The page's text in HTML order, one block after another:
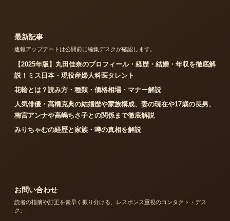
最新記事
速報アップデートは公開前に編集デスクが確認します。
【2025年版】丸田佳奈のプロフィール・経歴・結婚・年収を徹底解
説！ミス日本・現役産婦人科医タレント
花輪とは？読み方・種類・価格相場・マナー解説
人気俳優・高橋克典の結婚歴や家族構成、妻の現在や17歳の長男、
梅宮アンナや高嶋ちさ子との関係まで徹底解説
みりちゃむの経歴と家族・噂の真相を解説
お問い合わせ
読者の指摘や訂正を素早く振り分ける、レスポンス重視のコンタクト・デス
ク。